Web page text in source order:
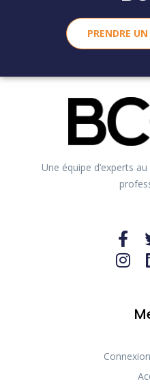
PRENDRE
Une équipe d’experts